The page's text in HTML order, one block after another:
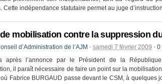
Cette indépendance statutaire permet au juge
mobilisation contre la suppression
d’Administration de l’AJM ⋅ samedi 7 février 2009 ⋅ 0
après l’annonce par le Président de la
il paraît nécessaire de faire un point sur la
Fabrice BURGAUD passe devant le CSM, à quelques